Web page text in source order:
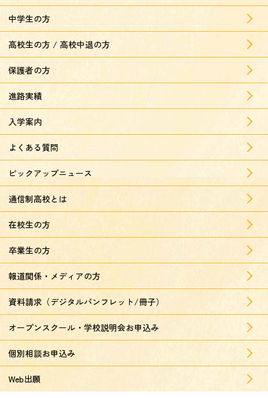
中学生の方
高校生の方 / 高校中退の方
保護者の方
進路実績
入学案内
よくある質問
ピックアップニュース
通信制高校とは
在校生の方
卒業生の方
報道関係・メディアの方
資料請求（デジタルパンフレット/冊子）
オープンスクール・学校説明会お申込み
個別相談お申込み
Web出願